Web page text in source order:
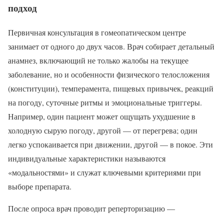
подход
Первичная консультация в гомеопатическом центре
занимает от одного до двух часов. Врач собирает детальный
анамнез, включающий не только жалобы на текущее
заболевание, но и особенности физического телосложения
(конституции), темперамента, пищевых привычек, реакций
на погоду, суточные ритмы и эмоциональные триггеры.
Например, один пациент может ощущать ухудшение в
холодную сырую погоду, другой — от перегрева; один
легко успокаивается при движении, другой — в покое. Эти
индивидуальные характеристики называются
«модальностями» и служат ключевыми критериями при
выборе препарата.
После опроса врач проводит реперторизацию —